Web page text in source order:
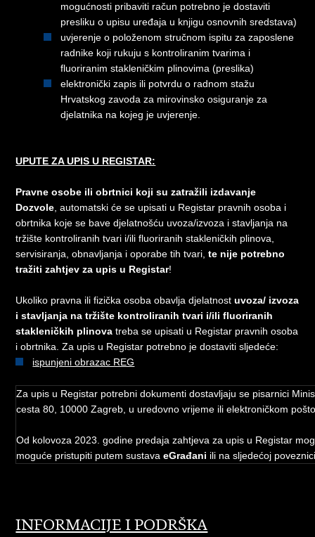
mogućnosti pribaviti račun potrebno je dostaviti
presliku o upisu uređaja u knjigu osnovnih sredstava)
uvjerenje o položenom stručnom ispitu za zaposlene
radnike koji rukuju s kontroliranim tvarima i
fluoriranim stakleničkim plinovima (preslika)
elektronički zapis ili potvrdu o radnom stažu
Hrvatskog zavoda za mirovinsko osiguranje za
djelatnika na kojeg je uvjerenje.
UPUTE ZA UPIS U REGISTAR:
Pravne osobe ili obrtnici koji su zatražili izdavanje
Dozvole , automatski će se upisati u Registar pravnih osoba i
obrtnika koje se bave djelatnošću uvoza/izvoza i stavljanja na
tržište kontroliranih tvari i/ili fluoriranih stakleničkih plinova,
servisiranja, obnavljanja i oporabe tih tvari,te nije potrebno
tražiti zahtjev za upis u Registar!
Ukoliko pravna ili fizička osoba obavlja djelatnostuvoza/ izvoza
i stavljanja na tržište kontroliranih tvari i/ili fluoriranih
stakleničkih plinova treba se upisati u Registar pravnih osoba
i obrtnika. Za upis u Registar potrebno je dostaviti sljedeće:
ispunjeni obrazac REG
Za upis u Registar potrebni dokumenti dostavljaju se pisarnici
cesta 80, 10000 Zagreb, u uredovno vrijeme ili elektroničkom
Od kolovoza 2023. godine predaja zahtjeva za upis u Registar
moguće pristupiti putem sustavaeGrađani ili na sljedećoj
INFORMACIJE I PODRŠKA